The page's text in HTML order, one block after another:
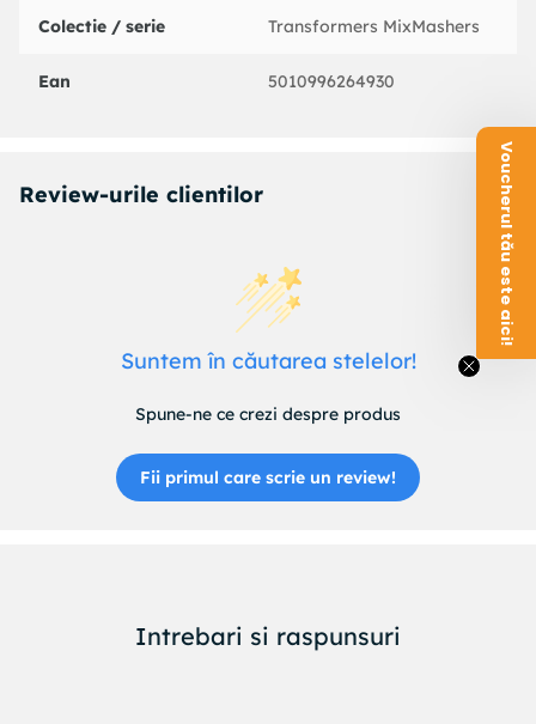
Colectie / serie Transformers MixMashers
Ean 5010996264930
Review-urile clientilor
Suntem în căutarea stelelor!
Spune-ne ce crezi despre produs
Fii primul care scrie un review!
Intrebari si raspunsuri
Voucherul tău este aici!